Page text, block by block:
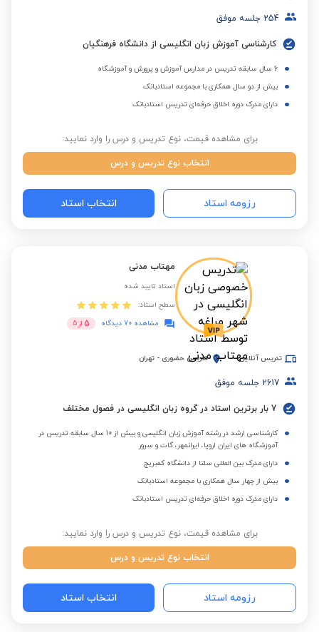
254 جلسه موفق
کارشناسی آموزش زبان انگلیسی از دانشگاه فرهنگیان
6 سال سابقه تدریس در مدارس آموزش و پرورش و آموزشگاه
بیش از دو سال همکاری با مجموعه استادبانک
دارای مدرک دوره اخلاق حرفه‌ای تدریس استادبانک
برای مشاهده قیمت، نوع تدریس و درس را وارد نمایید:
انتخاب نوع تدریس و درس
رزومه استاد انتخاب استاد
مهتاب مدنی
استاد تایید شده
سطح استاد:
مشاهده 70 دیدگاه
5 از 5
تدریس آنلاین تدریس حضوری - تهران
2617 جلسه موفق
7 بار برترین استاد در گروه زبان انگلیسی در فصول مختلف
کارشناسی ارشد در رشته آموزش زبان انگلیسی و بیش از 10 سال سابقه تدریس در
آموزشگاه های ایران اروپا، ایرانمهر، گات و سرور
دارای مدرک بین المللی سلتا از دانشگاه کمبریج
بیش از چهار سال همکاری با مجموعه استادبانک
دارای مدرک دوره اخلاق حرفه‌ای تدریس استادبانک
برای مشاهده قیمت، نوع تدریس و درس را وارد نمایید:
انتخاب نوع تدریس و درس
رزومه استاد انتخاب استاد